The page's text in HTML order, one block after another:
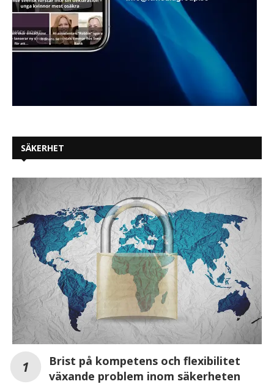
SÄKERHET
Brist på kompetens och flexibilitet
växande problem inom säkerheten